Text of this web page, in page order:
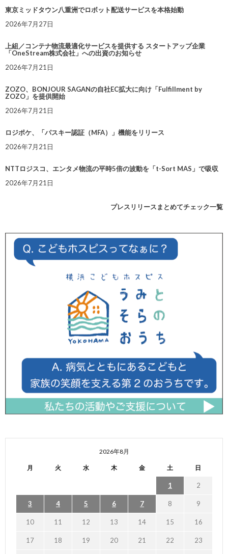
東京ミッドタウン八重洲でロボット配送サービスを本格始動
2026年7月27日
上組／コンテナ物流最適化サービスを提供する スタートアップ企業
「OneStream株式会社」への出資のお知らせ
2026年7月21日
ZOZO、BONJOUR SAGANの自社EC拡大に向け「Fulfillment by
ZOZO」を提供開始
2026年7月21日
ロジポケ、「パスキー認証（MFA）」機能をリリース
2026年7月21日
NTTロジスコ、エンタメ物流の平時5倍の波動を「t-Sort MAS」で吸収
2026年7月21日
プレスリリースまとめてチェック一覧
2026年8月
月 火 水 木 金 土 日
1 2
3 4 5 6 7 8 9
10 11 12 13 14 15 16
17 18 19 20 21 22 23